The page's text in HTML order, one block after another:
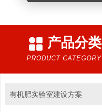
产品分类
PRODUCT CATEGORY
有机肥实验室建设方案